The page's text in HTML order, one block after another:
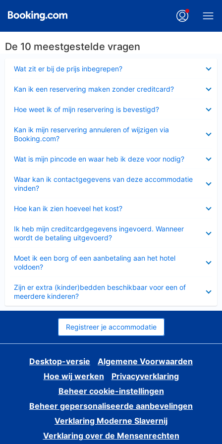
De 10 meestgestelde vragen
Wat zit er bij de prijs inbegrepen?
Kan ik een reservering maken zonder creditcard?
Hoe weet ik of mijn reservering is bevestigd?
Kan ik mijn reservering annuleren of wijzigen via
Booking.com?
Wat is mijn pincode en waar heb ik deze voor nodig?
Waar kan ik contactgegevens van deze accommodatie
vinden?
Hoe kan ik zien hoeveel het kost?
Ik heb mijn creditcardgegevens ingevoerd. Wanneer
wordt de betaling uitgevoerd?
Moet ik een borg of een aanbetaling aan het hotel
voldoen?
Zijn er extra (kinder)bedden beschikbaar voor een of
meerdere kinderen?
Registreer je accommodatie
Desktop-versie
Algemene Voorwaarden
Hoe wij werken
Privacyverklaring
Beheer cookie-instellingen
Beheer gepersonaliseerde aanbevelingen
Verklaring Moderne Slavernij
Verklaring over de Mensenrechten